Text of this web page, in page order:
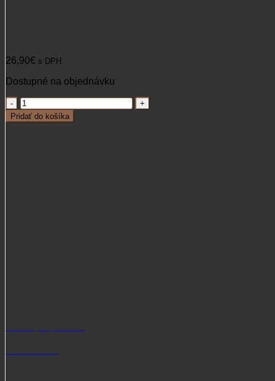
26,90€ s DPH
Dostupné na objednávku
množstvo
Svietidlo
Armytek
Pridať do košíka